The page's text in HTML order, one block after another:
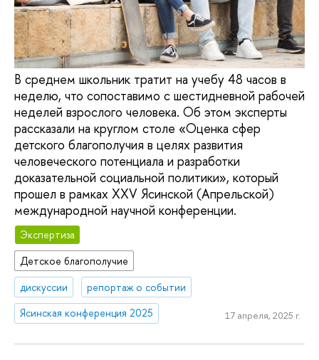
В среднем школьник тратит на учебу 48 часов в
неделю, что сопоставимо с шестидневной рабочей
неделей взрослого человека. Об этом эксперты
рассказали на круглом столе «Оценка сфер
детского благополучия в целях развития
человеческого потенциала и разработки
доказательной социальной политики», который
прошел в рамках XXV Ясинской (Апрельской)
международной научной конференции.
Экспертиза
Детское благополучие
дискуссии
репортаж о событии
Ясинская конференция 2025
17 апреля, 2025 г.